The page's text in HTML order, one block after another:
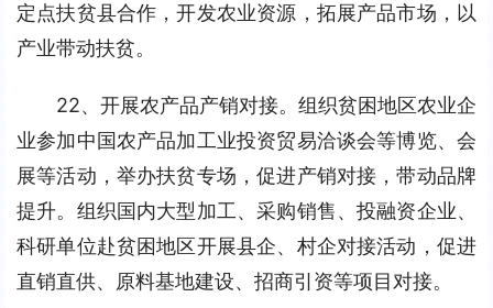
定点扶贫县合作，开发农业资源，拓展产品市场，以
产业带动扶贫。
22、开展农产品产销对接。组织贫困地区农业企
业参加中国农产品加工业投资贸易洽谈会等博览、会
展等活动，举办扶贫专场，促进产销对接，带动品牌
提升。组织国内大型加工、采购销售、投融资企业、
科研单位赴贫困地区开展县企、村企对接活动，促进
直销直供、原料基地建设、招商引资等项目对接。